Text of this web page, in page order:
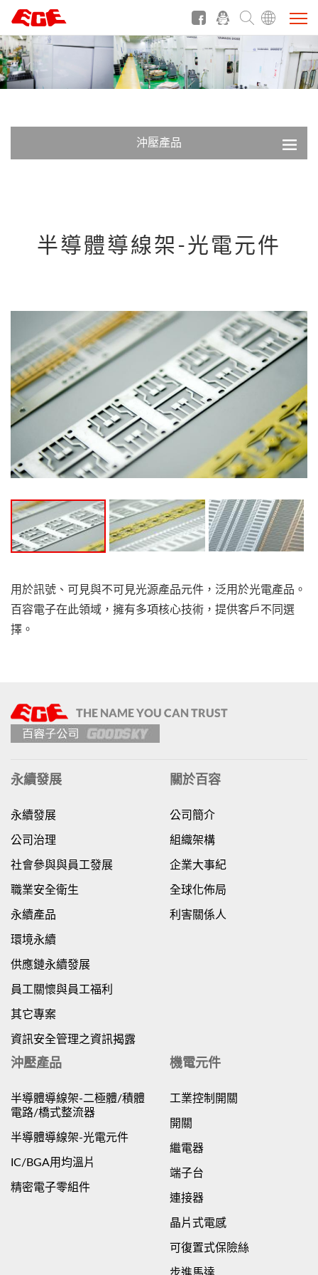
沖壓產品
半導體導線架-光電元件
用於訊號、可見與不可見光源產品元件，泛用於光電產品。
百容電子在此領域，擁有多項核心技術，提供客戶不同選
擇。
永續發展
永續發展
公司治理
社會參與與員工發展
職業安全衛生
永續產品
環境永續
供應鏈永續發展
員工關懷與員工福利
其它專案
資訊安全管理之資訊揭露
關於百容
公司簡介
組織架構
企業大事紀
全球化佈局
利害關係人
沖壓產品
半導體導線架-二極體/積體
電路/橋式整流器
半導體導線架-光電元件
IC/BGA用均溫片
精密電子零組件
機電元件
工業控制開關
開關
繼電器
端子台
連接器
晶片式電感
可復置式保險絲
步進馬達